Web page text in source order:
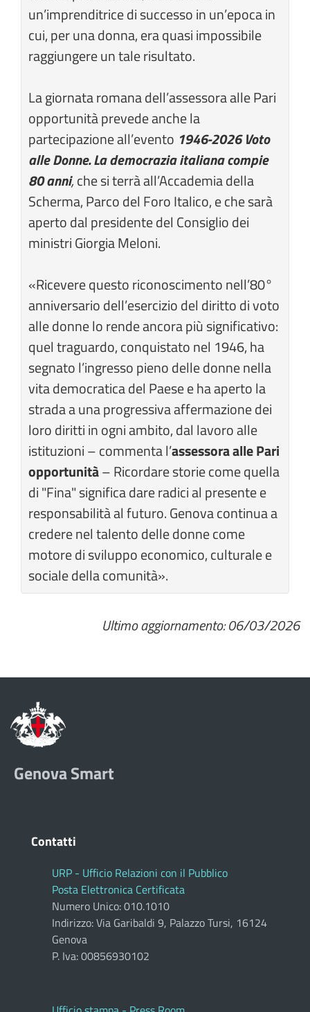
un’imprenditrice di successo in un’epoca in
cui, per una donna, era quasi impossibile
raggiungere un tale risultato.
La giornata romana dell’assessora alle Pari
opportunità prevede anche la
partecipazione all’evento 1946-2026 Voto
alle Donne. La democrazia italiana compie
80 anni,che si terrà all’Accademia della
Scherma, Parco del Foro Italico, e che sarà
aperto dal presidente del Consiglio dei
ministri Giorgia Meloni.
«Ricevere questo riconoscimento nell’80°
anniversario dell’esercizio del diritto di voto
alle donne lo rende ancora più significativo:
quel traguardo, conquistato nel 1946, ha
segnato l’ingresso pieno delle donne nella
vita democratica del Paese e ha aperto la
strada a una progressiva affermazione dei
loro diritti in ogni ambito, dal lavoro alle
istituzioni – commenta l’assessora alle Pari
opportunità– Ricordare storie come quella
di "Fina" significa dare radici al presente e
responsabilità al futuro. Genova continua a
credere nel talento delle donne come
motore di sviluppo economico, culturale e
sociale della comunità».
Ultimo aggiornamento: 06/03/2026
Genova Smart
Contatti
URP - Ufficio Relazioni con il Pubblico
Posta Elettronica Certificata
Numero Unico: 010.1010
Indirizzo: Via Garibaldi 9, Palazzo Tursi, 16124
Genova
P. Iva: 00856930102